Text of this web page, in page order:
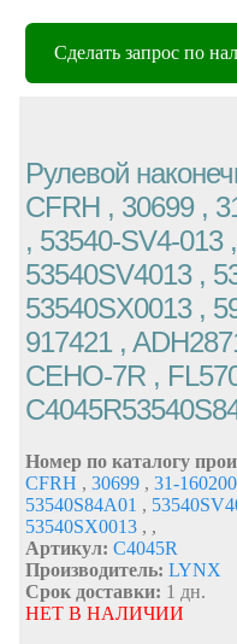
Сделать запрос по
Рулевой
CFRH , 30699 ,
, 53540-SV4-013
53540SV4013 ,
53540SX0013 ,
917421 ,
CEHO-7R ,
Номер по каталогу
CFRH , 30699 , 31-
53540S84A01 ,
53540SX0013 , ,
Артикул: C4045R
Производитель: LYNX
Срок доставки: 1 дн.
НЕТ В НАЛИЧИИ